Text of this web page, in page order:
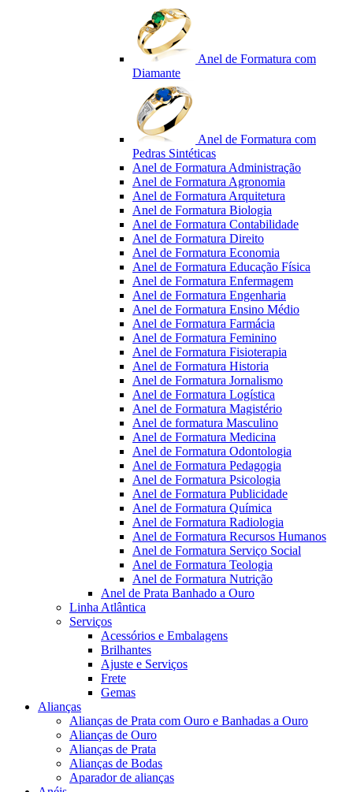
Anel de Formatura com
Diamante
Anel de Formatura com
Pedras Sintéticas
Anel de Formatura Administração
Anel de Formatura Agronomia
Anel de Formatura Arquitetura
Anel de Formatura Biologia
Anel de Formatura Contabilidade
Anel de Formatura Direito
Anel de Formatura Economia
Anel de Formatura Educação Física
Anel de Formatura Enfermagem
Anel de Formatura Engenharia
Anel de Formatura Ensino Médio
Anel de Formatura Farmácia
Anel de Formatura Feminino
Anel de Formatura Fisioterapia
Anel de Formatura Historia
Anel de Formatura Jornalismo
Anel de Formatura Logística
Anel de Formatura Magistério
Anel de formatura Masculino
Anel de Formatura Medicina
Anel de Formatura Odontologia
Anel de Formatura Pedagogia
Anel de Formatura Psicologia
Anel de Formatura Publicidade
Anel de Formatura Química
Anel de Formatura Radiologia
Anel de Formatura Recursos Humanos
Anel de Formatura Serviço Social
Anel de Formatura Teologia
Anel de Formatura Nutrição
Anel de Prata Banhado a Ouro
Linha Atlântica
Serviços
Acessórios e Embalagens
Brilhantes
Ajuste e Serviços
Frete
Gemas
Alianças
Alianças de Prata com Ouro e Banhadas a Ouro
Alianças de Ouro
Alianças de Prata
Alianças de Bodas
Aparador de alianças